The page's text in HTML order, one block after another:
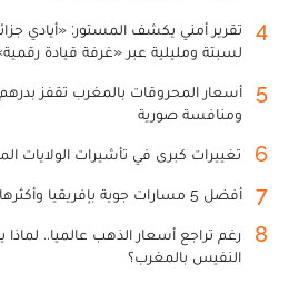
4
تقرير أمني يكشف المستور: «أيادي
لسبتة ومليلية عبر «غرفة قيادة
5
أسعار المحروقات بالمغرب تقفز
ومنافسة صورية
6 تغييرات كبرى في تأشيرات الولايات
7 أفضل 5 مسارات جوية بإفريقيا وأكثرها ازدحاما
8
رغم تراجع أسعار الذهب عالميا..
النفيس بالمغرب؟